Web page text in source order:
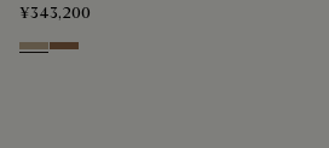
¥343,200
VisoneDark Beige